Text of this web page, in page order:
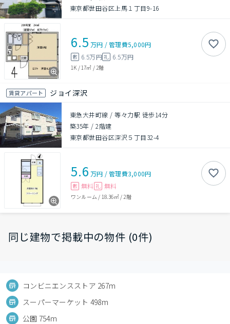
東京都世田谷区上馬１丁目9-16
6.5 万円 /管理費5,000円
敷 6.5万円礼 6.5万円
1K / 17㎡ / 2階
賃貸アパート ジョイ深沢
東急大井町線 / 等々力駅 徒歩14分
築35年 /2階建
東京都世田谷区深沢５丁目32-4
5.6 万円 /管理費3,000円
敷 無料 礼 無料
ワンルーム / 18.36㎡/ 2階
同じ建物で掲載中の物件 (0件)
コンビニエンスストア 267m
スーパーマーケット 498m
公園 754m